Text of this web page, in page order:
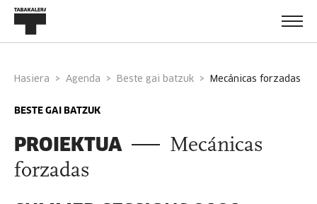
Hasiera Agenda Beste gai batzuk mecánicas forzadas
BESTE GAI BATZUK
PROIEKTUA
Mecánicas
forzadas